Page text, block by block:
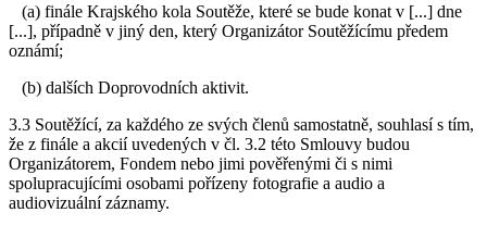
(a) finále Krajského kola Soutěže, které se bude konat v [...] dne
[...], případně v jiný den, který Organizátor Soutěžícímu předem
oznámí;
(b) dalších Doprovodních aktivit.
3.3 Soutěžící, za každého ze svých členů samostatně, souhlasí s tím,
že z finále a akcií uvedených v čl. 3.2 této Smlouvy budou
Organizátorem, Fondem nebo jimi pověřenými či s nimi
spolupracujícími osobami pořízeny fotografie a audio a
audiovizuální záznamy.